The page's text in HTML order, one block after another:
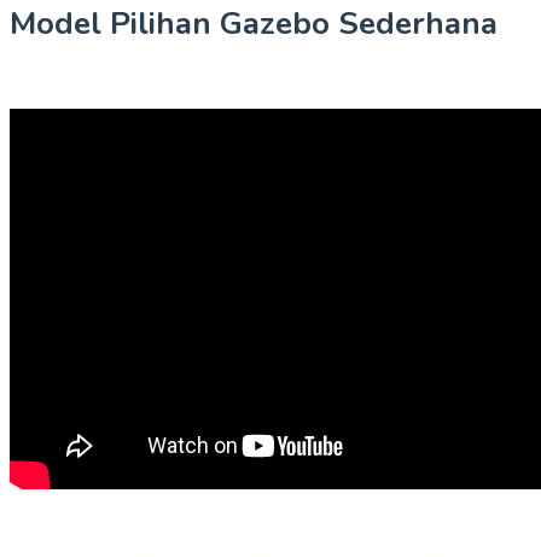
Model Pilihan Gazebo Sederhana